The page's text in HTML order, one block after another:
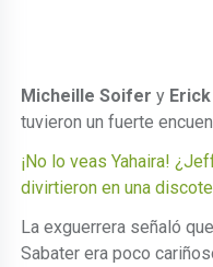
Micheille Soifer y
tuvieron un fuerte
¡No lo veas Yahaira!
divirtieron en una
La exguerrera señaló
Sabater era poco